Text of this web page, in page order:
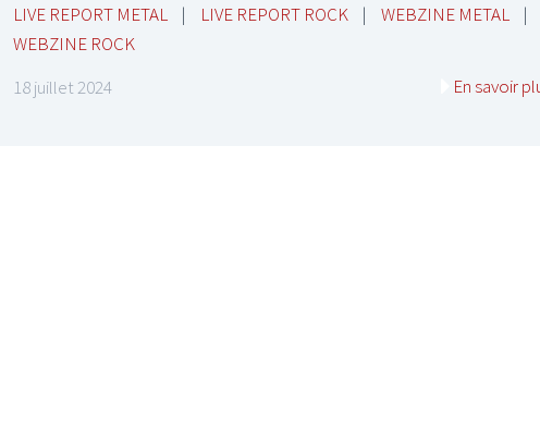
LIVE REPORT METAL | LIVE REPORT ROCK | WEBZINE METAL
|
WEBZINE ROCK
18 juillet 2024
En savoir